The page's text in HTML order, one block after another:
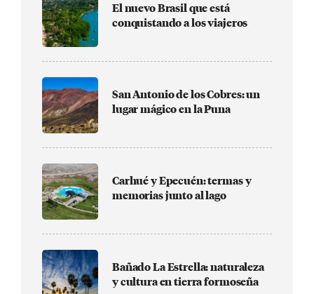
El nuevo Brasil que está
conquistando a los viajeros
San Antonio de los Cobres: un
lugar mágico en la Puna
Carhué y Epecuén: termas y
memorias junto al lago
Bañado La Estrella: naturaleza
y cultura en tierra formoseña